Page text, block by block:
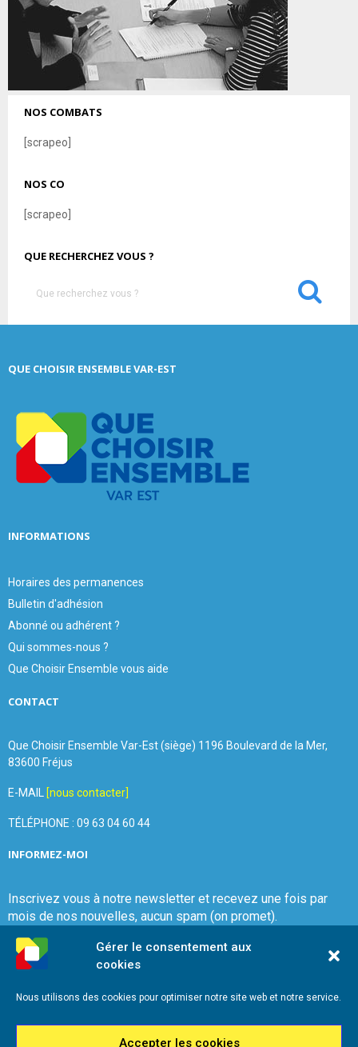
Gérer le consentement aux
cookies
Nous utilisons des cookies pour optimiser notre site web et notre service.
Accepter les cookies
NOS COMBATS
[scrapeo]
NOS CO
[scrapeo]
QUE RECHERCHEZ VOUS ?
h
S
QUE CHOISIR ENSEMBLE VAR-EST
INFORMATIONS
Horaires des permanences
Bulletin d'adhésion
Abonné ou adhérent ?
Qui sommes-nous ?
Que Choisir Ensemble vous aide
CONTACT
Que Choisir Ensemble Var-Est (siège) 1196 Boulevard de la Mer,
83600 Fréjus
E-MAIL [nous contacter]
TÉLÉPHONE : 09 63 04 60 44
INFORMEZ-MOI
Inscrivez vous à notre newsletter et recevez une fois par
mois de nos nouvelles, aucun spam (on promet).